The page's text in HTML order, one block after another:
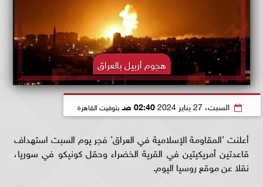
هجوم أربيل بالعراق
السبت، 27 يناير 2024 02:40 صـ بتوقيت القاهرة
أعلنت 'المقاومة الإسلامية في العراق' فجر يوم السبت استهداف
قاعدتين أمريكيتين في القرية الخضراء وحقل كونيكو في سوريا،
نقلا عن موقع روسيا اليوم.